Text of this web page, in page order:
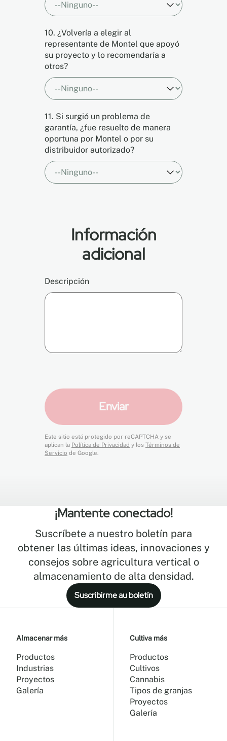
10. ¿Volvería a elegir al
representante de Montel que apoyó
su proyecto y lo recomendaría a
otros?
11. Si surgió un problema de
garantía, ¿fue resuelto de manera
oportuna por Montel o por su
distribuidor autorizado?
Información
adicional
Descripción
Enviar
Este sitio está protegido por reCAPTCHA y se
aplican la Política de Privacidad y los Términos de
Servicio de Google.
¡Mantente conectado!
Suscríbete a nuestro boletín para
obtener las últimas ideas, innovaciones y
consejos sobre agricultura vertical o
almacenamiento de alta densidad.
Suscribirme au boletín
Almacenar más
Productos
Industrias
Proyectos
Galería
Cultiva más
Productos
Cultivos
Cannabis
Tipos de granjas
Proyectos
Galería